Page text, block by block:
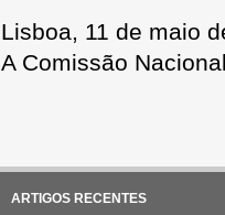
Lisboa, 11 de maio
A Comissão
ARTIGOS RECENTES